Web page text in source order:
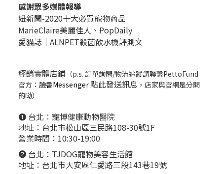
感謝眾多媒體報導
妞新聞-2020十大必買寵物商品
MarieClaire美麗佳人、 PopDaily
愛貓誌｜ALNPET殺菌飲水機評測文
經銷實體店鋪 （p.s. 訂單詢問/物流追蹤請聯繫PettoFund
官方： 臉書Messenger點此發送訊息 ，店家與官網是分開
的呦）
❶ 台北： 寵博健康動物醫院
地址：台北市松山區三民路108-30號1F
營業時間：10:30-19:00
❷ 台北： TJDOG寵物美容生活館
地址：台北市大安區仁愛路三段143巷19號